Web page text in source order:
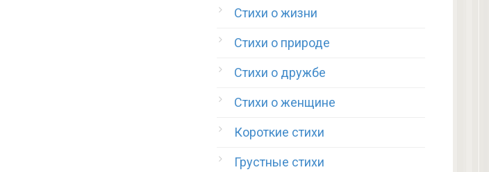
Стихи о жизни
Стихи о природе
Стихи о дружбе
Стихи о женщине
Короткие стихи
Грустные стихи